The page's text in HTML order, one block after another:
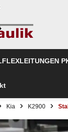
Kia K2900